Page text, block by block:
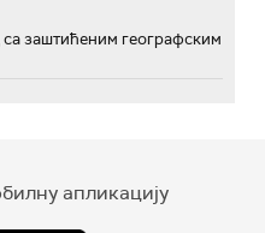
заштићеним географским
апликацију